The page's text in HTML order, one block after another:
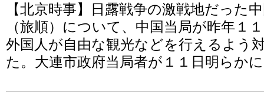
【北京時事】日露戦争の激戦地だった
（旅順）について、中国当局が昨年１
外国人が自由な観光などを行えるよう
た。大連市政府当局者が１１日明らか